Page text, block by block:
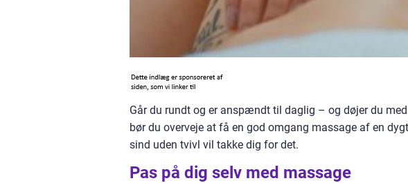
Går du rundt og er anspændt til daglig – og døjer du
bør du overveje at få en god omgang massage af en
sind uden tvivl vil takke dig for det.
Pas på dig selv med massage